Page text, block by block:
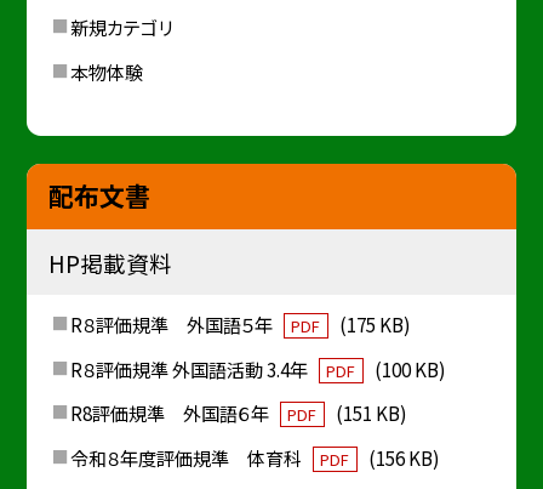
新規カテゴリ
本物体験
配布文書
HP掲載資料
R８評価規準 外国語５年 PDF
(175 KB)
R８評価規準 外国語活動 3.4年
PDF
(100 KB)
R8評価規準 外国語６年
PDF
(151 KB)
令和８年度評価規準 体育科
PDF
(156 KB)